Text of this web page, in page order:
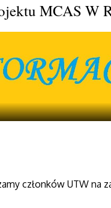
MCAS W
członków UTW na